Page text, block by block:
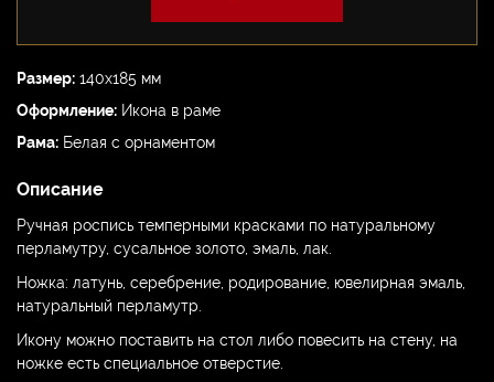
Размер: 140х185 мм
Оформление: Икона в раме
Рама: Белая с орнаментом
Описание
Ручная роспись темперными красками по натуральному
перламутру, сусальное золото, эмаль, лак.
Ножка: латунь, серебрение, родирование, ювелирная эмаль,
натуральный перламутр.
Икону можно поставить на стол либо повесить на стену, на
ножке есть специальное отверстие.